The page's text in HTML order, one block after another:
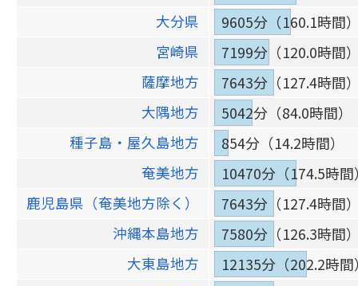
大分県
9605分（160.1時間
宮崎県
7199分（120.0時間
薩摩地方
7643分（127.4時間
大隅地方
5042分（84.0時間）
種子島・屋久島地方
854分（14.2時間）
奄美地方
10470分（174.5時間
鹿児島県（奄美地方除く）
7643分（127.4時間
沖縄本島地方
7580分（126.3時間
大東島地方
12135分（202.2時間